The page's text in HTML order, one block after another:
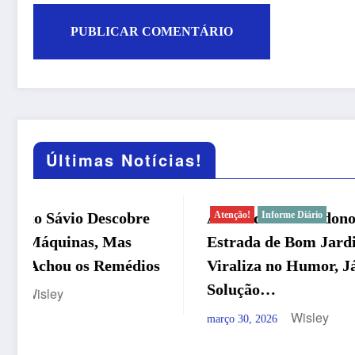
Últimas Notícias!
Atenção! Informe Diário
A Trend do Abandono:
Estrada de Bom Jardim
Viraliza no Humor, Já que na
Solução…
Atenção!
⚠️
sobre